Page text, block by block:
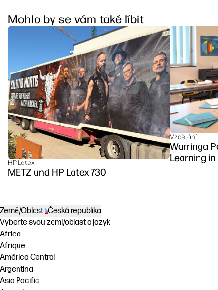
Mohlo by se vám také líbit
HP Latex
METZ und HP Latex 730
Vzdělání
Warringa
Learning
Země/Oblast Česká republika
Vyberte svou zemi/oblast a jazyk
Africa
Afrique
América Central
Argentina
Asia Pacific